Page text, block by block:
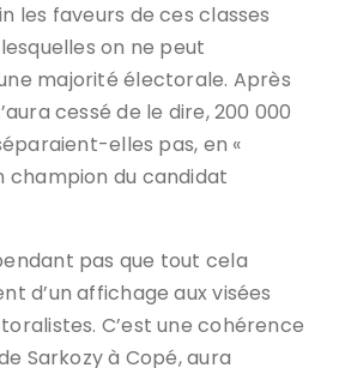
les faveurs de ces classes
on ne peut
majorité électorale. Après
cessé de le dire, 200 000
elles pas, en «
champion du candidat
pas que tout cela
d’un affichage aux visées
C’est une cohérence
Sarkozy à Copé, aura